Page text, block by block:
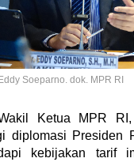
Soeparno. dok. MPR RI
Ketua MPR RI,
diplomasi Presiden
kebijakan tarif